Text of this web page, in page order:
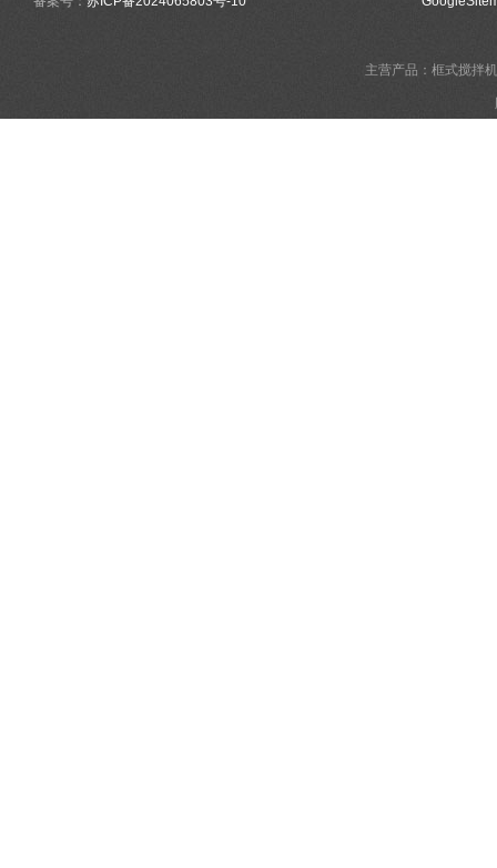
主营产品：框式搅拌